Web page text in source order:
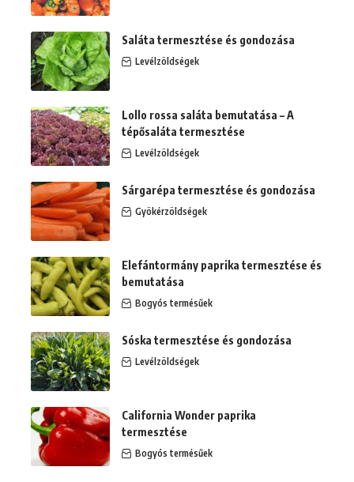
Saláta termesztése és gondozása
Levélzöldségek
Lollo rossa saláta bemutatása – A
tépősaláta termesztése
Levélzöldségek
Sárgarépa termesztése és gondozása
Gyökérzöldségek
Elefántormány paprika termesztése és
bemutatása
Bogyós termésűek
Sóska termesztése és gondozása
Levélzöldségek
California Wonder paprika
termesztése
Bogyós termésűek